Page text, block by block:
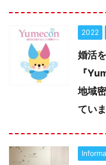
2022
婚活
『
地域
てい